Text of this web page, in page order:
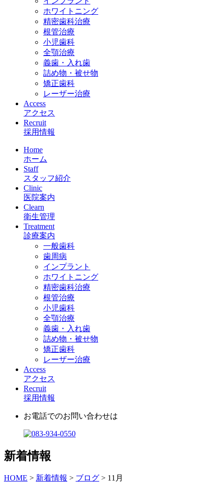
ホワイトニング
精密歯科治療
根管治療
小児歯科
全顎治療
義歯・入れ歯
詰め物・被せ物
矯正歯科
レーザー治療
Access
アクセス
Recruit
採用情報
Home
ホーム
Staff
スタッフ紹介
Clinic
医院案内
Clearn
衛生管理
Treatment
診療案内
一般歯科
歯周病
インプラント
ホワイトニング
精密歯科治療
根管治療
小児歯科
全顎治療
義歯・入れ歯
詰め物・被せ物
矯正歯科
レーザー治療
Access
アクセス
Recruit
採用情報
お電話でのお問い合わせは
新着情報
HOME > 新着情報 > ブログ > 11月